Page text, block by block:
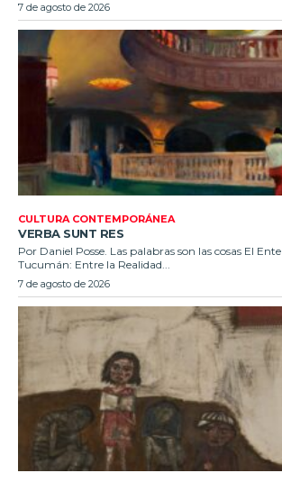
7 de agosto de 2026
CULTURA CONTEMPORÁNEA
VERBA SUNT RES
Por Daniel Posse. Las palabras son las cosas El
Tucumán: Entre la Realidad...
7 de agosto de 2026